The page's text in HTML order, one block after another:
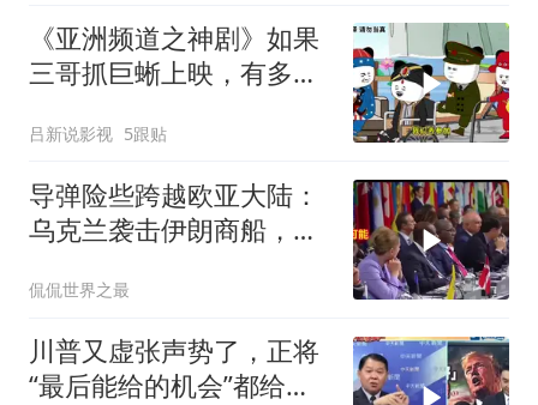
《亚洲频道之神剧》如果
三哥抓巨蜥上映，有多少
吕新说影视 5跟贴
导弹险些跨越欧亚大陆：
乌克兰袭击伊朗商船，差
雷”
侃侃世界之最
川普又虚张声势了，正将
“最后能给的机会”都给伊